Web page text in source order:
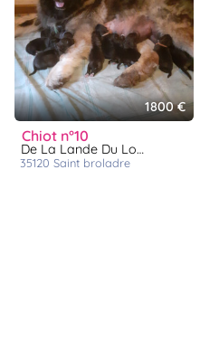
1800 €
chiot n°10
De La Lande Du Loup Pendu
35120 saint broladre